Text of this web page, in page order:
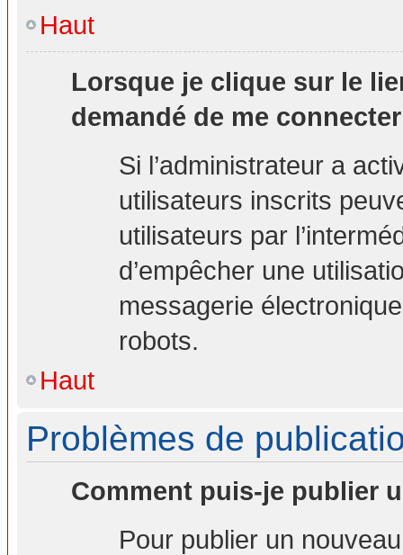
Haut
Lorsque je clique sur le
demandé de me
Si l’administrateur a
utilisateurs inscrits
utilisateurs par
d’empêcher une
messagerie
robots.
Haut
Problèmes de
Comment puis-je publier
Pour publier un